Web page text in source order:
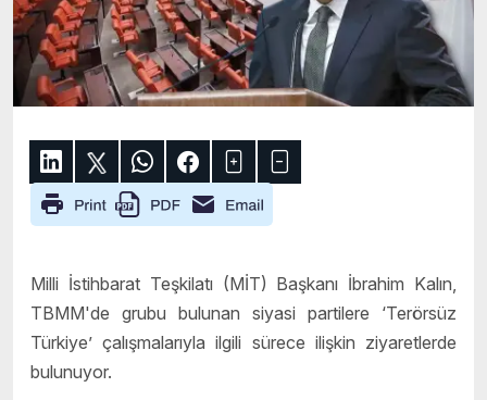
Milli İstihbarat Teşkilatı (MİT) Başkanı İbrahim Kalın,
TBMM'de grubu bulunan siyasi partilere ‘Terörsüz
Türkiye’ çalışmalarıyla ilgili sürece ilişkin ziyaretlerde
bulunuyor.